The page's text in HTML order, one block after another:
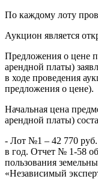
По каждому лоту
Аукцион является
Предложения о цене
арендной платы)
в ходе проведения
предложения о цене).
Начальная цена
арендной платы)
- Лот №1 – 42 770 руб.
в год. Отчет № 1-58
пользования
«Независимый